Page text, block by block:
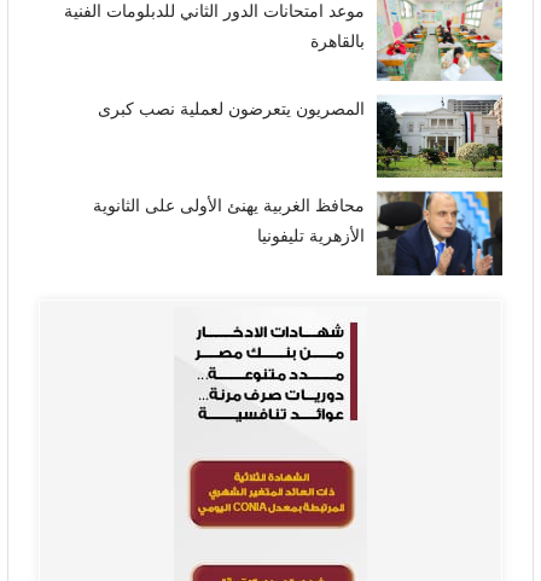
موعد امتحانات الدور الثاني للدبلومات الفنية
بالقاهرة
المصريون يتعرضون لعملية نصب كبرى
محافظ الغربية يهنئ الأولى على الثانوية
الأزهرية تليفونيا